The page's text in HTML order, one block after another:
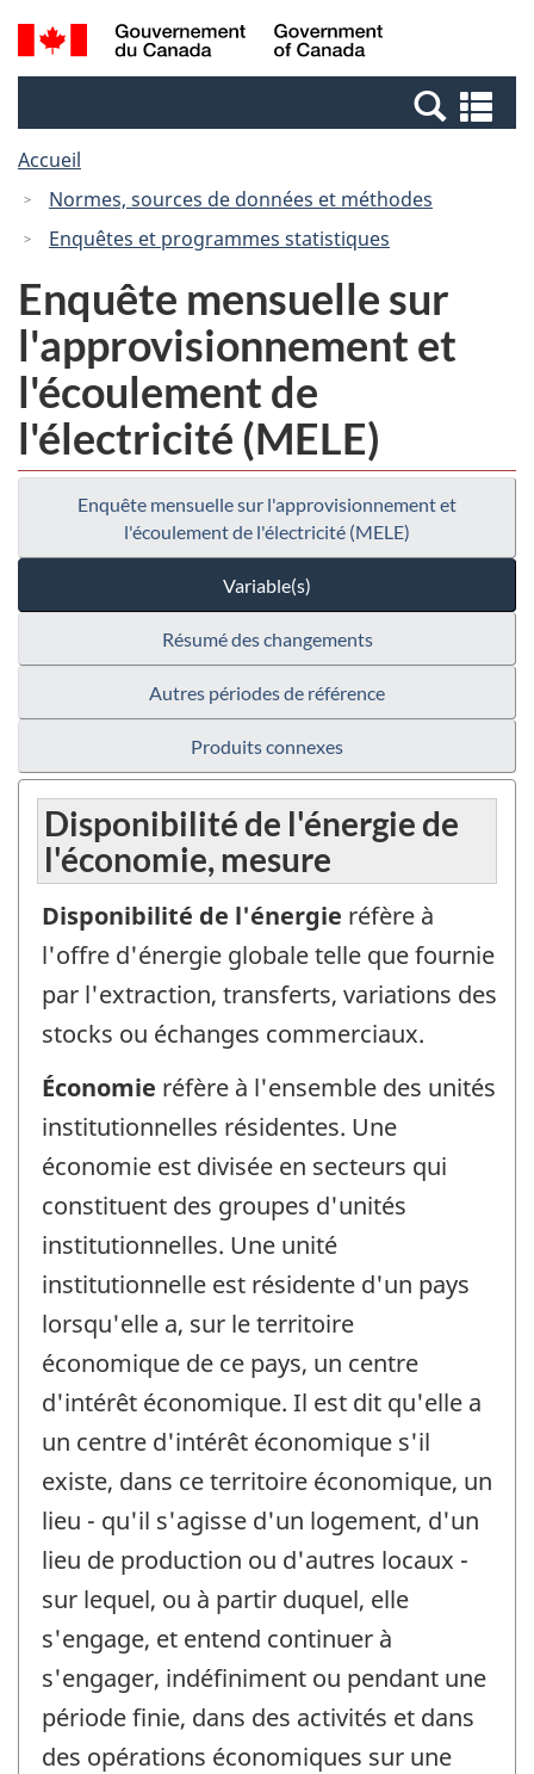
Passer
au
Passer
à
Canada
Recherche
et
et
Accueil
Normes, sources de données et méthodes
Enquêtes et programmes statistiques
Enquête mensuelle sur
l'approvisionnement et
l'écoulement de
l'électricité (MELE)
Enquête mensuelle sur l'approvisionnement et
l'écoulement de l'électricité (MELE)
Variable(s)
Résumé des changements
Autres périodes de référence
Produits connexes
Disponibilité de l'énergie de
l'économie, mesure
Disponibilité de l'énergie réfère à
l'offre d'énergie globale telle que fournie
par l'extraction, transferts, variations des
stocks ou échanges commerciaux.
Économie réfère à l'ensemble des unités
institutionnelles résidentes. Une
économie est divisée en secteurs qui
constituent des groupes d'unités
institutionnelles. Une unité
institutionnelle est résidente d'un pays
lorsqu'elle a, sur le territoire
économique de ce pays, un centre
d'intérêt économique. Il est dit qu'elle a
un centre d'intérêt économique s'il
existe, dans ce territoire économique, un
lieu - qu'il s'agisse d'un logement, d'un
lieu de production ou d'autres locaux -
sur lequel, ou à partir duquel, elle
s'engage, et entend continuer à
s'engager, indéfiniment ou pendant une
période finie, dans des activités et dans
des opérations économiques sur une